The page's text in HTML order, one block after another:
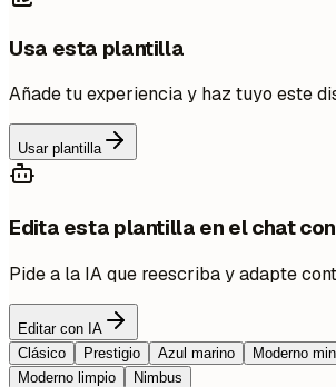
Usa esta plantilla
Añade tu experiencia y haz tuyo este
Usar plantilla
Edita esta plantilla en el chat
Pide a la IA que reescriba y adapte
Editar con IA
Clásico
Prestigio Azul marino Moderno
Moderno limpio
Nimbus